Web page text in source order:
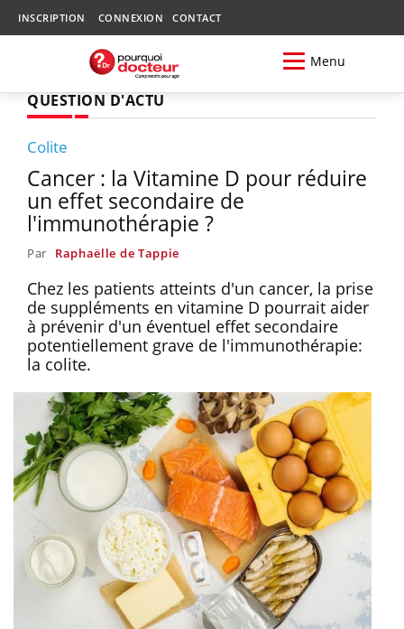
INSCRIPTION CONNEXION CONTACT
Menu
QUESTION D'ACTU
Colite
Cancer : la Vitamine D pour réduire
un effet secondaire de
l'immunothérapie ?
Par Raphaëlle de Tappie
Chez les patients atteints d'un cancer, la prise
de suppléments en vitamine D pourrait aider
à prévenir d'un éventuel effet secondaire
potentiellement grave de l'immunothérapie:
la colite.